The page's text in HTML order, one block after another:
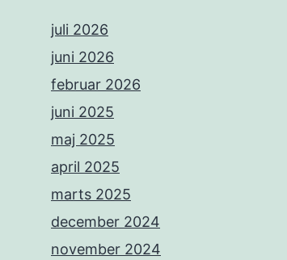
juli 2026
juni 2026
februar 2026
juni 2025
maj 2025
april 2025
marts 2025
december 2024
november 2024